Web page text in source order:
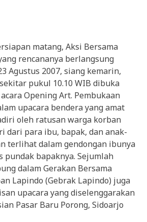
matang, Aksi Bersama
rencananya berlangsung
Agustus 2007, siang kemarin,
pukul 10.10 WIB dibuka
Opening Art. Pembukaan
upacara bendera yang amat
oleh ratusan warga korban
dari para ibu, bapak, dan anak-
terlihat dalam gendongan ibunya
pundak bapaknya. Sejumlah
dalam Gerakan Bersama
Lapindo (Gebrak Lapindo) juga
upacara yang diselenggarakan
Pasar Baru Porong, Sidoarjo